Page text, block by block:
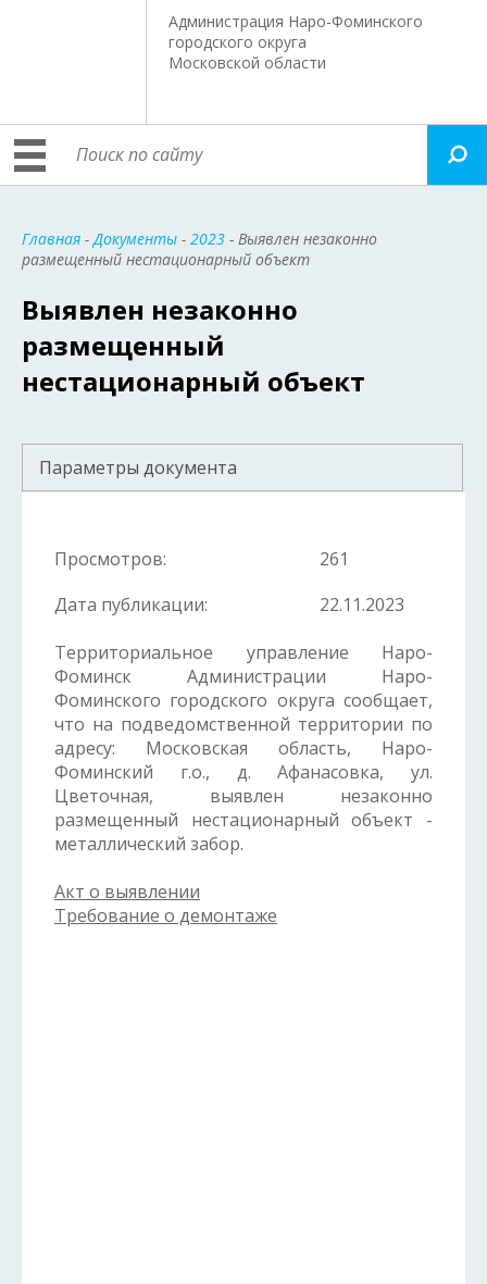
Администрация Наро-Фоминского
городского округа
Московской области
Главная -Документы - 2023 - Выявлен незаконно
размещенный нестационарный объект
Выявлен незаконно
размещенный
нестационарный объект
Параметры документа
Просмотров:
261
Дата публикации:
22.11.2023
Территориальное управление Наро-
Фоминск Администрации Наро-
Фоминского городского округа сообщает,
что на подведомственной территории по
адресу: Московская область, Наро-
Фоминский г.о., д. Афанасовка, ул.
Цветочная, выявлен незаконно
размещенный нестационарный объект -
металлический забор.
Акт о выявлении
Требование о демонтаже